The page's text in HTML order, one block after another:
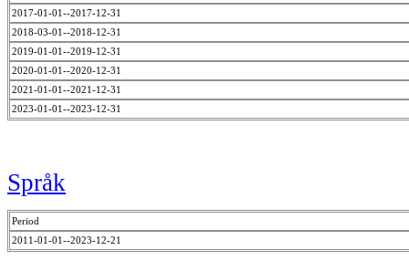
2017-01-01--2017-12-31
2018-03-01--2018-12-31
2019-01-01--2019-12-31
2020-01-01--2020-12-31
2021-01-01--2021-12-31
2023-01-01--2023-12-31
Språk
Period
2011-01-01--2023-12-21